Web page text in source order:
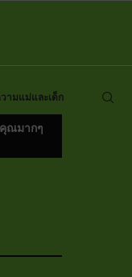
ามแม่และเด็ก
ณมากๆ